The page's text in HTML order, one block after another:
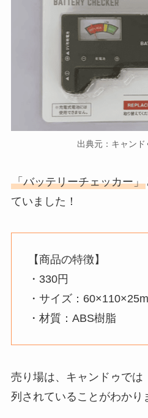
出典元：キャンド
「バッテリーチェッカー」
ていました！
【商品の特徴】
・330円
・サイズ：
・材質：ABS樹脂
売り場は、キャンドゥでは
列されていることがわかり